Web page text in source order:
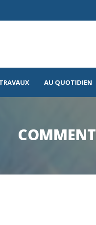
AU QUOTIDIEN